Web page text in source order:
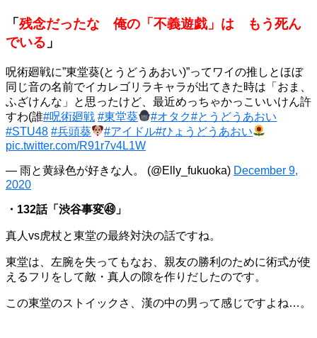
「 残念だったな 俺の「不義遊戯」は もう死ん
でいる 」
呪術廻戦に”東堂葵(とうどうあおい)”ってワイの推しとほぼ
同じ音の名前でイカレゴリラキャラが出てきた時は「おま、
ふざけんな」と思ったけど、最近めっちゃかっこいいけん許
すわ(誰#呪術廻戦 #東堂葵 #オタク#とうどうあおい
#STU48 #兵頭葵 #アイドル#ひょうどうあおい
pic.twitter.com/R91r7v4L1W
— 雨と黄緑色が好きな人。 (@Elly_fukuoka) December 9,
2020
・132話「渋谷事変㊾」
真人vs虎杖と東堂の最終対決の話ですね。
東堂は、左腕を失ってもなお、親友の勝利のために術式が使
えるフリをして敵・真人の隙を作りだしたのです。
この東堂のストイックさ、漢の中の男って感じですよね…。